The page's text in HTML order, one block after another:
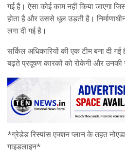
गई है। ऐसा कोई काम नहीं किया जाएगा
होता है और उससे धूल उड़ती है।
लगा दी गई है।
सर्किल अधिकारियों की एक टीम बना दी
बढ़ते प्रदूषण कारकों को रोकेगी और उनकी
*ग्रेडेड रिस्पांस एक्शन प्लान के तहत
गाइडलाइन*